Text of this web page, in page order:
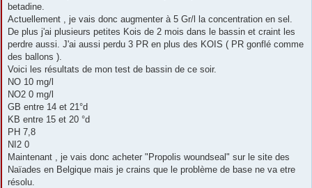
betadine.
Actuellement , je vais donc augmenter à 5 Gr/l la concentration en sel.
De plus j'ai plusieurs petites Kois de 2 mois dans le bassin et craint les
perdre aussi. J'ai aussi perdu 3 PR en plus des KOIS ( PR gonflé comme
des ballons ).
Voici les résultats de mon test de bassin de ce soir.
NO 10 mg/l
NO2 0 mg/l
GB entre 14 et 21°d
KB entre 15 et 20 °d
PH 7,8
NI2 0
Maintenant , je vais donc acheter "Propolis woundseal" sur le site des
Naïades en Belgique mais je crains que le problème de base ne va etre
résolu.